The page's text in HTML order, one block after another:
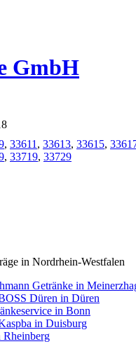
GmbH
, 33611 , 33613, 33615,
, 33719, 33729
in Nordrhein-Westfalen
Getränke in
Düren in Düren
in Bonn
in Duisburg
Rheinberg